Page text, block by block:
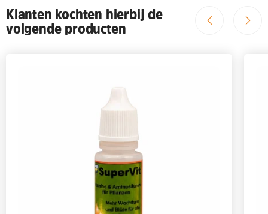
Klanten kochten hierbij de
volgende producten